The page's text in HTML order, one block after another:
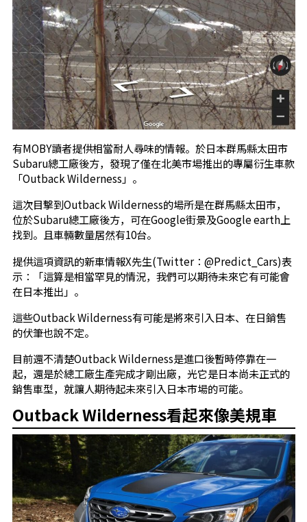
有MOBY讀者提供相當耐人尋味的情報。於日本群馬縣太田市
Subaru總工廠後方，發現了僅在北美市場推出的專屬衍生車款
「Outback Wilderness」。
這次目擊到Outback Wilderness的場所是在群馬縣太田市，
位於Subaru總工廠後方，可在Google街景及Google earth上
找到。且車輛數量居然有10台。
提供這項資訊的新車情報X先生(Twitter：@Predict_Cars)表
示：「這算是相當罕見的情況，我們可以期待未來它有可能會
在日本推出」。
這些Outback Wilderness有可能是將來引入日本、在日銷售
的伏筆也說不定。
目前還不清楚Outback Wilderness是進口後暫時停靠在一
起，還是於總工廠生產完成才剛出廠，光它是日本尚未正式的
銷售車型，就讓人期待起未來引入日本市場的可能。
Outback Wilderness看起來像美規車